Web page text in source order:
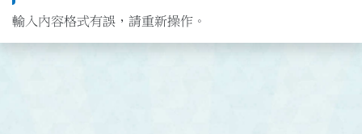
輸入內容格式有誤，請重新操作。